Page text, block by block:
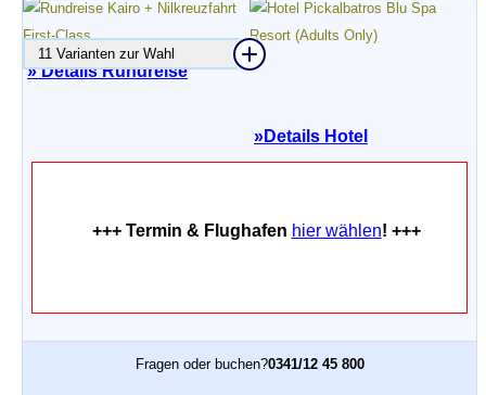
» Details Rundreise
11 Varianten zur Wahl
»Details Hotel
+++ Termin & Flughafen hier wählen! +++
Fragen oder buchen?0341/12 45 800